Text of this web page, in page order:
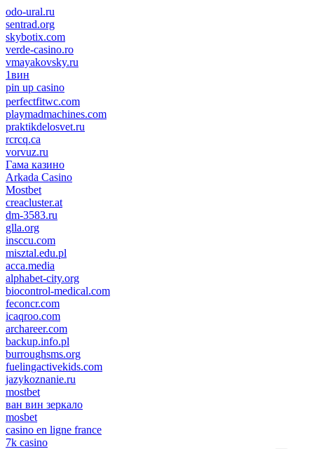
odo-ural.ru
sentrad.org
skybotix.com
verde-casino.ro
vmayakovsky.ru
1вин
pin up casino
пин ап
1win
perfectfitwc.com
playmadmachines.com
praktikdelosvet.ru
rcrcq.ca
vorvuz.ru
Гама казино
Arkada Casino
Mostbet
creacluster.at
dm-3583.ru
glla.org
insccu.com
misztal.edu.pl
acca.media
alphabet-city.org
biocontrol-medical.com
feconcr.com
icaqroo.com
archareer.com
backup.info.pl
burroughsms.org
fuelingactivekids.com
jazykoznanie.ru
mostbet
ван вин зеркало
mosbet
casino en ligne france
7k casino